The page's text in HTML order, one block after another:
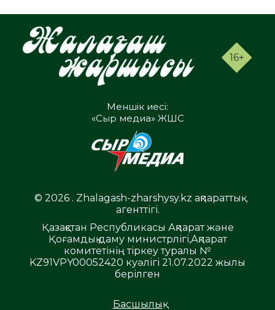
16+
Меншік иесі:
«Сыр медиа» ЖШС
© 2026 . Zhalagash-zharshysy.kz ақпараттық
агенттігі.
Қазақстан Республикасы Ақпарат және
Қоғамдық даму министрлігі,Ақпарат
комитетінің тіркеу туралы №
KZ91VPY00052420 куәлігі 21.07.2022 жылы
берілген
Басшылық